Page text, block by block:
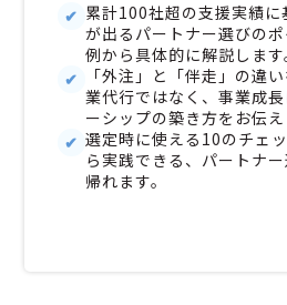
累計100社超の支援実績
が出るパートナー選びの
例から具体的に解説します
「外注」と「伴走」の違
業代行ではなく、事業成
ーシップの築き方をお伝え
選定時に使える10のチェ
ら実践できる、パートナ
帰れます。